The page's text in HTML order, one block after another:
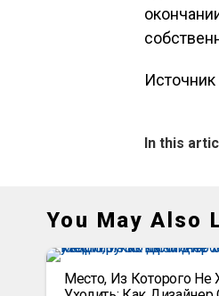
Источник
In this
You May Also
Место, Из Которого Не